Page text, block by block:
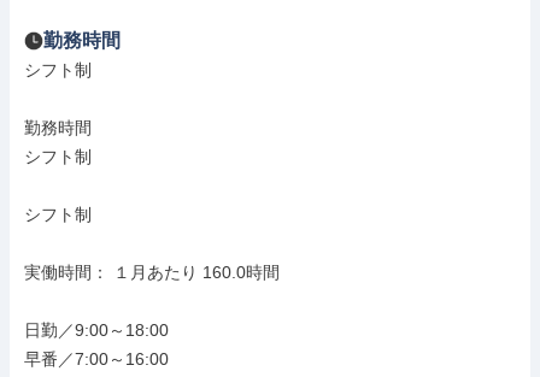
勤務時間
シフト制
勤務時間
シフト制
シフト制
実働時間： １月あたり 160.0時間
日勤／9:00～18:00
早番／7:00～16:00